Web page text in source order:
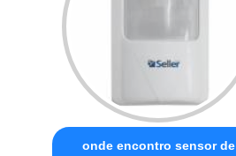
onde encontro sensor de